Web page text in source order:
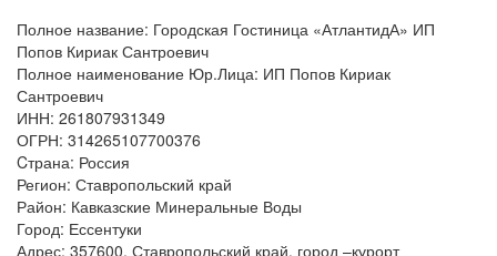
Полное название: Городская Гостиница «АтлантидА» ИП
Попов Кириак Сантроевич
Полное наименование Юр.Лица: ИП Попов Кириак
Сантроевич
ИНН: 261807931349
ОГРН: 314265107700376
Cтрана: Россия
Регион: Ставропольский край
Район: Кавказские Минеральные Воды
Город: Ессентуки
Адрес: 357600, Ставропольский край, город –курорт